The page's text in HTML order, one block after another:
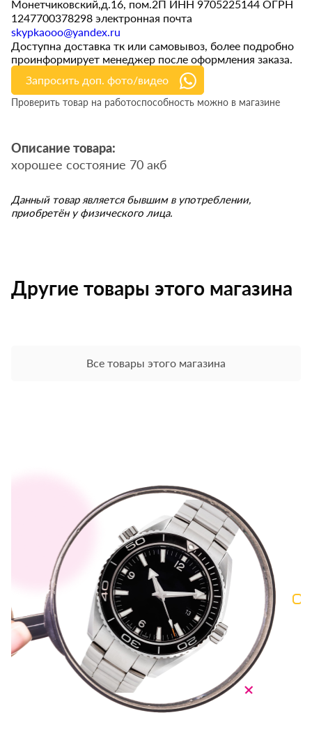
Монетчиковский,д.16, пом.2П ИНН 9705225144 ОГРН
1247700378298 электронная почта
skypkaooo@yandex.ru
Доступна доставка тк или самовывоз, более подробно
проинформирует менеджер после оформления заказа.
Запросить доп. фото/видео
Проверить товар на работоспособность можно в магазине
Описание товара:
хорошее состояние 70 акб
Данный товар является бывшим в употреблении,
приобретён у физического лица.
Другие товары этого магазина
Все товары этого магазина